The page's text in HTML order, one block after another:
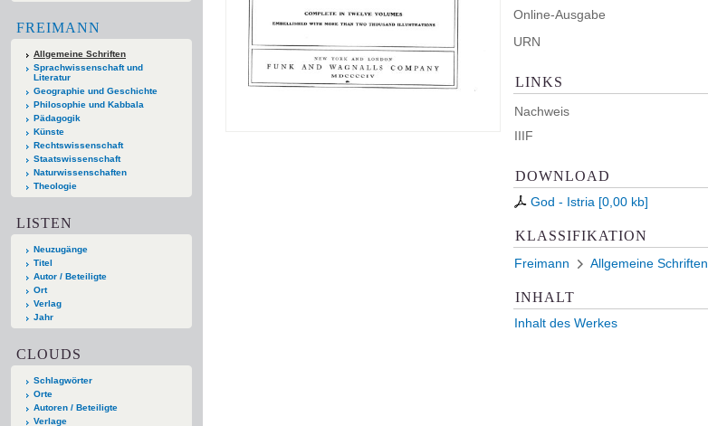
FREIMANN
Allgemeine Schriften
Sprachwissenschaft und
Literatur
Geographie und Geschichte
Philosophie und Kabbala
Pädagogik
Künste
Rechtswissenschaft
Staatswissenschaft
Naturwissenschaften
Theologie
LISTEN
Neuzugänge
Titel
Autor / Beteiligte
Ort
Verlag
Jahr
CLOUDS
Schlagwörter
Orte
Autoren / Beteiligte
Verlage
Online-Ausgabe
URN
LINKS
Nachweis
IIIF
DOWNLOAD
God - Istria [0,00 kb]
KLASSIFIKATION
Freimann Allgemeine Schriften
INHALT
Inhalt des Werkes